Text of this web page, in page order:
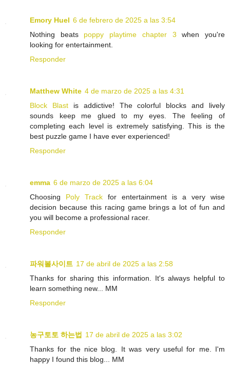
Emory Huel 6 de febrero de 2025 a las 3:54
Nothing beats poppy playtime chapter 3 when you're
looking for entertainment.
Responder
Matthew White 4 de marzo de 2025 a las 4:31
Block Blastis addictive! The colorful blocks and lively
sounds keep me glued to my eyes. The feeling of
completing each level is extremely satisfying. This is the
best puzzle game I have ever experienced!
Responder
emma 6 de marzo de 2025 a las 6:04
Choosing Poly Track for entertainment is a very wise
decision because this racing game brings a lot of fun and
you will become a professional racer.
Responder
파워볼사이트 17 de abril de 2025 a las 2:58
Thanks for sharing this information. It's always helpful to
learn something new... MM
Responder
농구토토 하는법
17 de abril de 2025 a las 3:02
Thanks for the nice blog. It was very useful for me. I'm
happy I found this blog... MM